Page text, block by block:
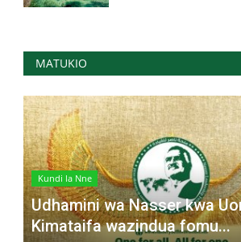
MATUKIO
Kundi la Nne
Udhamini wa Nasser kwa
Kimataifa wazindua fomu...